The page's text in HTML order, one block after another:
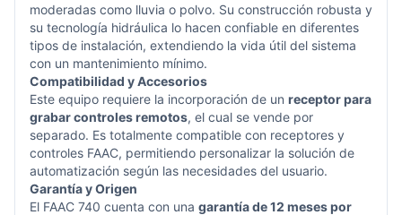
moderadas como lluvia o polvo. Su construcción robusta y
su tecnología hidráulica lo hacen confiable en diferentes
tipos de instalación, extendiendo la vida útil del sistema
con un mantenimiento mínimo.
Compatibilidad y Accesorios
Este equipo requiere la incorporación de un receptor para
grabar controles remotos, el cual se vende por
separado. Es totalmente compatible con receptores y
controles FAAC, permitiendo personalizar la solución de
automatización según las necesidades del usuario.
Garantía y Origen
El FAAC 740 cuenta con una garantía de 12 meses por